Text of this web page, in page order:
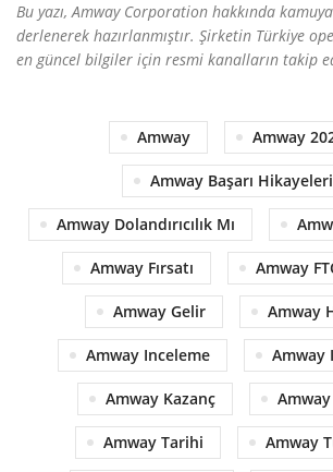
Bu yazı, Amway Corporation hakkında
derlenerek hazırlanmıştır. Şirketin Türkiye
en güncel bilgiler için resmi kanalların takip
Amway Amway
Amway Başarı Hikayeleri
Amway Dolandırıcılık Mı
Amway Fırsatı Amway
Amway Gelir Amway
Amway Inceleme Amway
Amway Kazanç
Amway Tarihi Amway